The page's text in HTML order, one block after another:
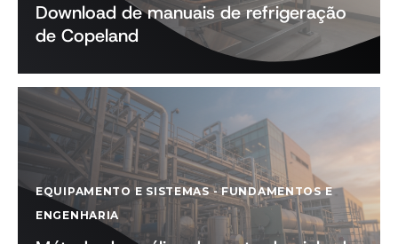
Download de manuais de refrigeração
de Copeland
EQUIPAMENTO E SISTEMAS-FUNDAMENTOS E
ENGENHARIA